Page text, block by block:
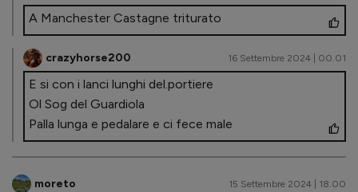
A Manchester Castagne triturato
crazyhorse200 16 Settembre 2024 | 00.01
E si con i lanci lunghi del.portiere
Ol Sog del Guardiola
Palla lunga e pedalare e ci fece male
moreto 15 Settembre 2024 | 18.00